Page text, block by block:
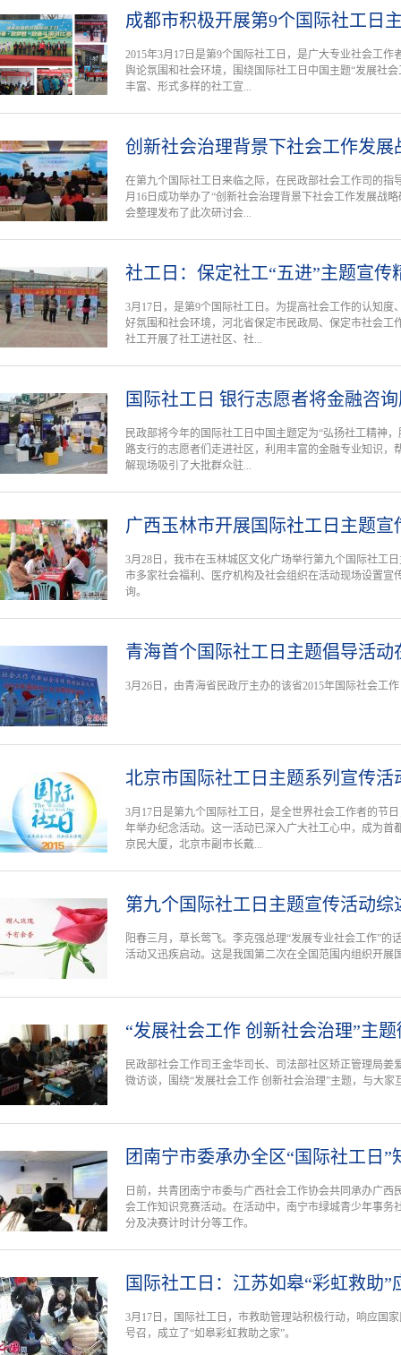
成都市积极开展第9个国际社工日
2015年3月17日是第9个国际社工日，是广大专业社会工
舆论氛围和社会环境，围绕国际社工日中国主题“发展社
丰富、形式多样的社工宣...
创新社会治理背景下社会工作发展
在第九个国际社工日来临之际，在民政部社会工作司的指
月16日成功举办了“创新社会治理背景下社会工作发展战
会整理发布了此次研讨会...
社工日：保定社工“五进”主题宣传
3月17日，是第9个国际社工日。为提高社会工作的认知
好氛围和社会环境，河北省保定市民政局、保定市社会工
社工开展了社工进社区、社...
国际社工日 银行志愿者将金融咨
民政部将今年的国际社工日中国主题定为“弘扬社工精神
路支行的志愿者们走进社区，利用丰富的金融专业知识，
解现场吸引了大批群众驻...
广西玉林市开展国际社工日主题宣
3月28日，我市在玉林城区文化广场举行第九个国际社工
市多家社会福利、医疗机构及社会组织在活动现场设置宣
询。
青海首个国际社工日主题倡导活动
3月26日，由青海省民政厅主办的该省2015年国际社会工
北京市国际社工日主题系列宣传活
3月17日是第九个国际社工日，是全世界社会工作者的节
年举办纪念活动。这一活动已深入广大社工心中，成为首
京民大厦，北京市副市长戴...
第九个国际社工日主题宣传活动综
阳春三月，草长莺飞。李克强总理“发展专业社会工作”的
活动又迅疾启动。这是我国第二次在全国范围内组织开展
“发展社会工作 创新社会治理”主
民政部社会工作司王金华司长、司法部社区矫正管理局
微访谈，围绕“发展社会工作 创新社会治理”主题，与大
团南宁市委承办全区“国际社工日”
日前，共青团南宁市委与广西社会工作协会共同承办广
会工作知识竞赛活动。在活动中，南宁市绿城青少年事务
分及决赛计时计分等工作。
国际社工日：江苏如皋“彩虹救助”
3月17日，国际社工日，市救助管理站积极行动，响应国
号召，成立了“如皋彩虹救助之家”。